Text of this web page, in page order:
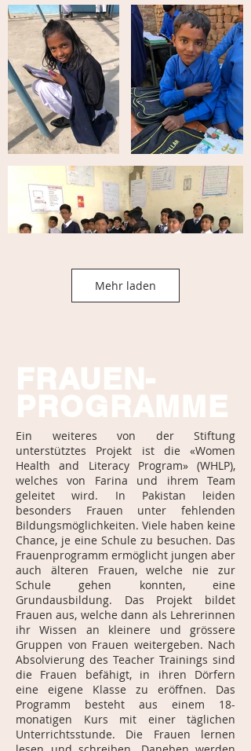
Mehr laden
FRAUEN-
PROGRAMME
Ein weiteres von der Stiftung
unterstütztes Projekt ist die «Women
Health and Literacy Program» (WHLP),
welches von Farina und ihrem Team
geleitet wird. In Pakistan leiden
besonders Frauen unter fehlenden
Bildungsmöglichkeiten. Viele haben keine
Chance, je eine Schule zu besuchen. Das
Frauenprogramm ermöglicht jungen aber
auch älteren Frauen, welche nie zur
Schule gehen konnten, eine
Grundausbildung. Das Projekt bildet
Frauen aus, welche dann als Lehrerinnen
ihr Wissen an kleinere und grössere
Gruppen von Frauen weitergeben. Nach
Absolvierung des Teacher Trainings sind
die Frauen befähigt, in ihren Dörfern
eine eigene Klasse zu eröffnen. Das
Programm besteht aus einem 18-
monatigen Kurs mit einer täglichen
Unterrichtsstunde. Die Frauen lernen